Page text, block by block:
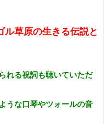
ル草原の生きる伝説と
れる祝詞も聴いていただ
うな口琴やツォールの音